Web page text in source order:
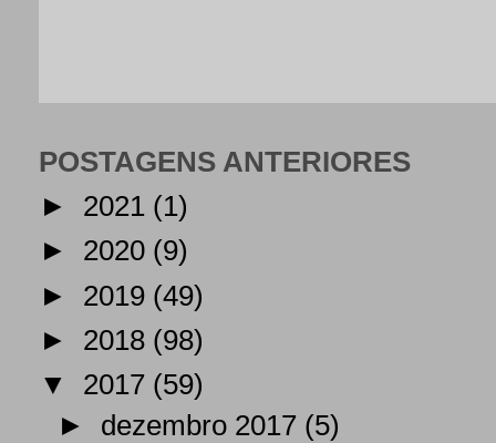
POSTAGENS ANTERIORES
► 2021 (1)
► 2020 (9)
► 2019 (49)
► 2018 (98)
▼ 2017 (59)
► dezembro 2017 (5)